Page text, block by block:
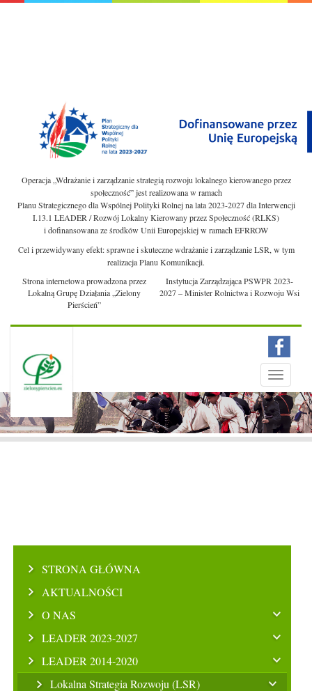
Operacja „Wdrażanie i zarządzanie strategią rozwoju lokalnego kierowanego przez
społeczność” jest realizowana w ramach
Planu Strategicznego dla Wspólnej Polityki Rolnej na lata 2023-2027 dla Interwencji
I.13.1 LEADER / Rozwój Lokalny Kierowany przez Społeczność (RLKS)
i dofinansowana ze środków Unii Europejskiej w ramach EFRROW
Cel i przewidywany efekt: sprawne i skuteczne wdrażanie i zarządzanie LSR, w tym
realizacja Planu Komunikacji.
Strona internetowa prowadzona przez
Lokalną Grupę Działania „Zielony
Pierścień”
Instytucja Zarządzająca PSWPR 2023-
2027 – Minister Rolnictwa i Rozwoju Wsi
Toggle
Menu
STRONA GŁÓWNA
AKTUALNOŚCI
O NAS
LEADER 2023-2027
LEADER 2014-2020
Lokalna Strategia Rozwoju (LSR)